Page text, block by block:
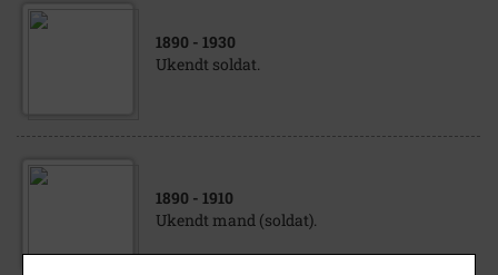
1890 - 1930
Ukendt soldat.
1890 - 1910
Ukendt mand (soldat).